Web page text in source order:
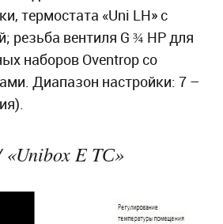
термостата «Uni LH» с
резьба вентиля G ¾ НР для
наборов Oventrop со
Диапазон настройки: 7 –
«Unibox E TС»